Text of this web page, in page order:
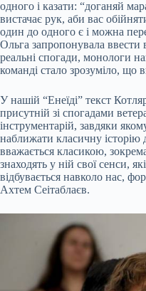
одного і казати: “доганяй
вистачає рук, аби вас
один до одного є і можна
Ольга запропонувала ввести
реальні спогади, монологи
команді стало зрозуміло, що
У нашій “Енеїді” текст
присутній зі спогадами
інструментарій, завдяки
наближати класичну історію
вважається класикою,
знаходять у ній свої сенси,
відбувається навколо нас,
Ахтем Сеітаблаєв.